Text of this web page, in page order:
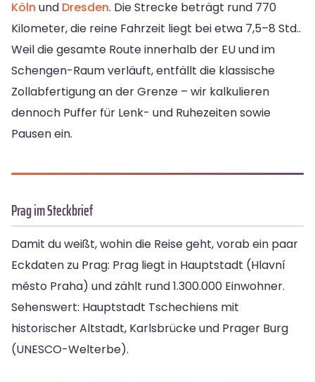
Köln und Dresden. Die Strecke beträgt rund 770
Kilometer, die reine Fahrzeit liegt bei etwa 7,5–8 Std..
Weil die gesamte Route innerhalb der EU und im
Schengen-Raum verläuft, entfällt die klassische
Zollabfertigung an der Grenze – wir kalkulieren
dennoch Puffer für Lenk- und Ruhezeiten sowie
Pausen ein.
Prag im Steckbrief
Damit du weißt, wohin die Reise geht, vorab ein paar
Eckdaten zu Prag: Prag liegt in Hauptstadt (Hlavní
město Praha) und zählt rund 1.300.000 Einwohner.
Sehenswert: Hauptstadt Tschechiens mit
historischer Altstadt, Karlsbrücke und Prager Burg
(UNESCO-Welterbe).